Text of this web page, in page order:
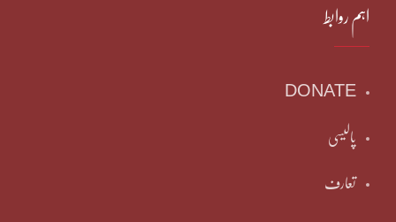
اہم روابط
DONATE
پالیسی
تعارف